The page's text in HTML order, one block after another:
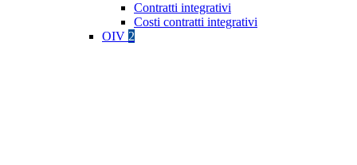
Contratti integrativi
Costi contratti integrativi
OIV 2